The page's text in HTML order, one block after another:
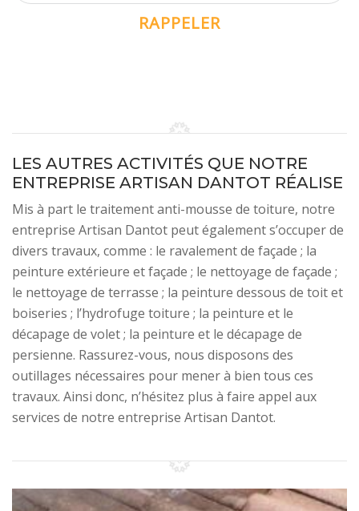
LES AUTRES ACTIVITÉS QUE NOTRE
ENTREPRISE ARTISAN DANTOT RÉALISE
Mis à part le traitement anti-mousse de toiture, notre
entreprise Artisan Dantot peut également s’occuper de
divers travaux, comme : le ravalement de façade ; la
peinture extérieure et façade ; le nettoyage de façade ;
le nettoyage de terrasse ; la peinture dessous de toit et
boiseries ; l’hydrofuge toiture ; la peinture et le
décapage de volet ; la peinture et le décapage de
persienne. Rassurez-vous, nous disposons des
outillages nécessaires pour mener à bien tous ces
travaux. Ainsi donc, n’hésitez plus à faire appel aux
services de notre entreprise Artisan Dantot.